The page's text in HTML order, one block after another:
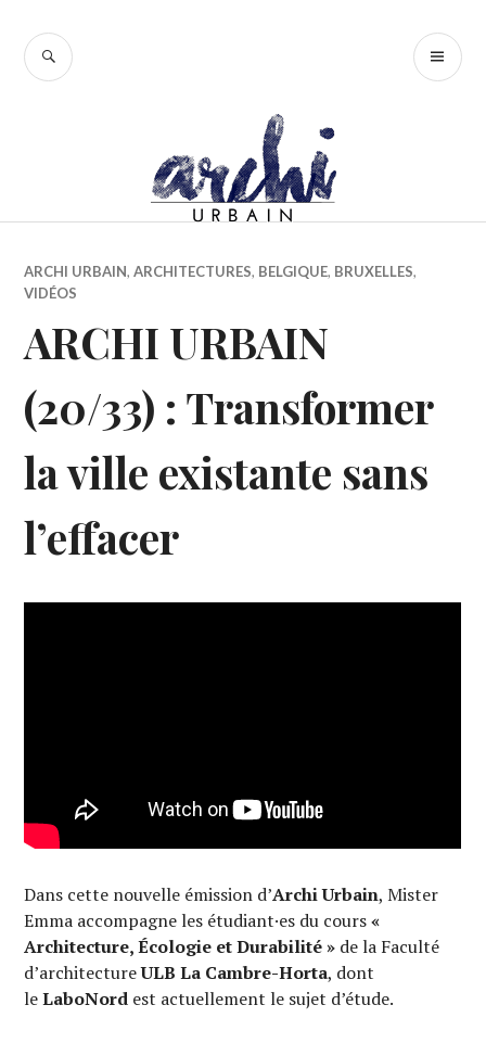
contenu
RECHERCHE
ARCHI URBAIN,ARCHITECTURES, BELGIQUE, BRUXELLES,
VIDÉOS
ARCHI URBAIN
(20/33) : Transformer
la ville existante sans
l’effacer
Dans cette nouvelle émission d’Archi Urbain, Mister
Emma accompagne les étudiant·es du cours«
Architecture, Écologie et Durabilité » de la Faculté
d’architectureULB La Cambre-Horta, dont
leLaboNord est actuellement le sujet d’étude.